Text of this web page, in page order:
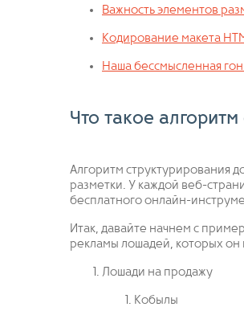
Важность элементов
Кодирование макета
Наша бессмысленная
Что такое
Алгоритм структурирования
разметки. У каждой веб-
бесплатного онлайн-
Итак, давайте начнем с
рекламы лошадей, которых он
Лошади на продажу
Кобылы